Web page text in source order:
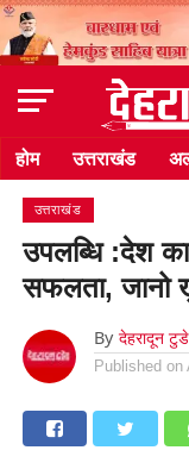
होम उत्तराखंड
उत्तराखंड
उपलब्धि :देश
सफलता, जानो
By देहरादून
Published on